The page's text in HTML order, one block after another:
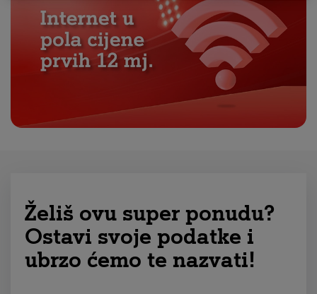
Želiš ovu super ponudu?
Ostavi svoje podatke i
ubrzo ćemo te nazvati!